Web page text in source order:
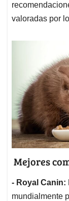
valoradas por
Mejores
- Royal Canin:
mundialmente